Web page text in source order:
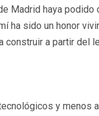
Madrid haya podido
ha sido un honor
a partir del
y menos